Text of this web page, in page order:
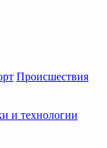
Происшествия
и технологии